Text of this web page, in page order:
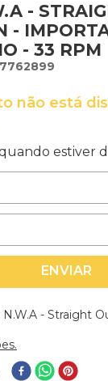
-
-
- 33 RPM
não está
estiver
ENVIAR
- Straight